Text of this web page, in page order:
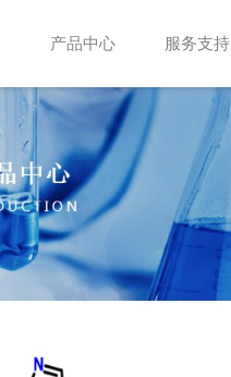
产品中心 服务支持